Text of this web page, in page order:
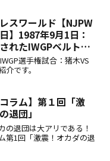
チの真実』マニア納得、
しいケンカ
スワールド【NJPW
】1987年9月1日：
れたIWGPベルトの
猪木VS好敵手マー
選手権試合：猪木VS
介です。
ラム】第１回「激
退団」
の退団は大アリである！
第1回「激震！オカダの退